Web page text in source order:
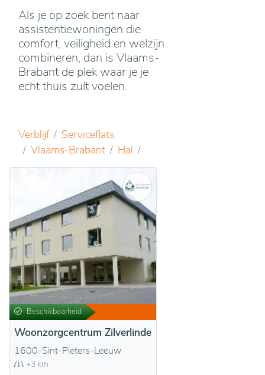
Als je op zoek bent naar
assistentiewoningen die
comfort, veiligheid en welzijn
combineren, dan is Vlaams-
Brabant de plek waar je je
echt thuis zult voelen.
Verblijf
Serviceflats
Vlaams-Brabant
Hal
Beschikbaarheid
Woonzorgcentrum Zilverlinde
1600-Sint-Pieters-Leeuw
+3 km